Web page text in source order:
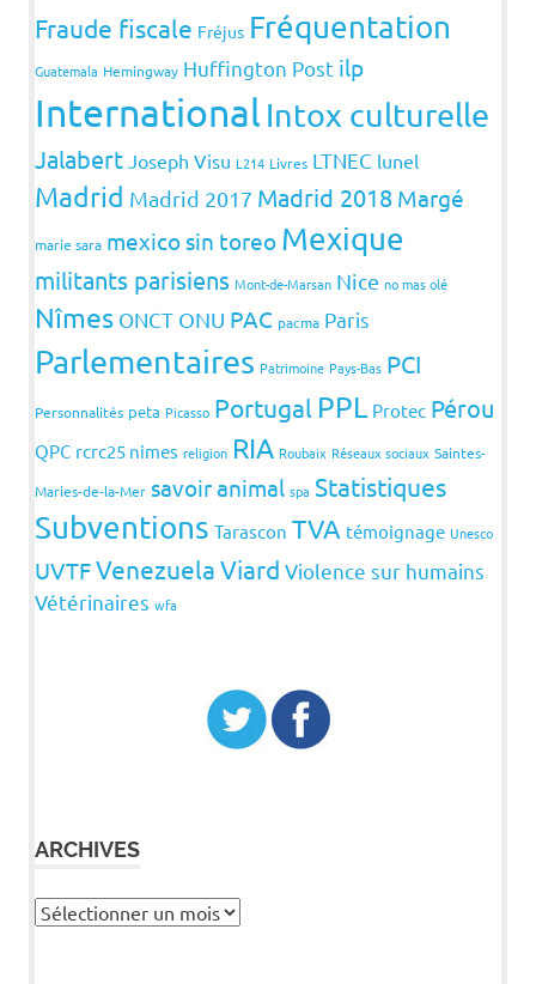
Fraude fiscale Fréjus Fréquentation
Guatemala Hemingway Huffington Post ilp
International Intox culturelle
Jalabert Joseph Visu L214 Livres LTNEC lunel
Madrid Madrid 2017 Madrid 2018 Margé
marie sara mexico sin toreo Mexique
militants parisiens Mont-de-Marsan Nice no mas olé
Nîmes ONCT ONU PAC pacma Paris
Parlementaires Patrimoine Pays-Bas PCI
Personnalités peta Picasso Portugal PPL Protec Pérou
QPC rcrc25 nimes religion RIA Roubaix Réseaux sociaux Saintes-
Maries-de-la-Mer savoir animal spa Statistiques
Subventions Tarascon TVA témoignage Unesco
UVTFVenezuelaViard Violence sur humains
Vétérinaires wfa
ARCHIVES
Archives